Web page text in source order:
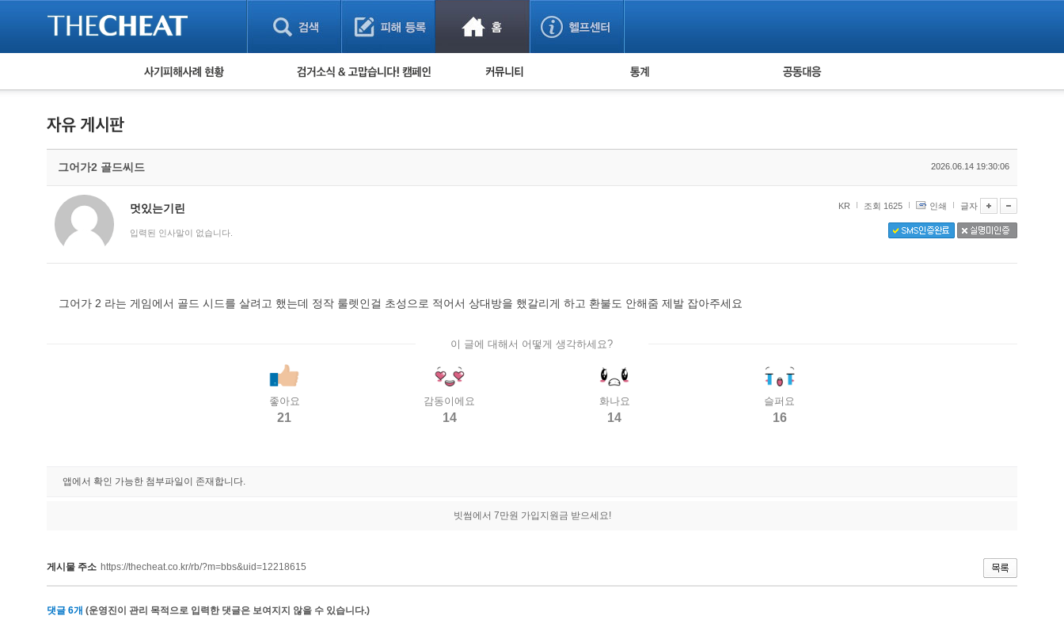
피해사례 현황
유해사이트 목록
비공개 피해사례
검거 소식 사기 예방했어요! 누적 피해사례 통계 피해자 공동대응
그어가2 골드씨드 2026.06.14 19:30:06
멋있는기린
입력된 인사말이 없습니다.
KR 조회 1625 인쇄 글자
그어가 2 라는 게임에서 골드 시드를 살려고 했는데 정작 룰렛인걸 초성으로 적어서 상대방을 했갈리게 하고 환불도 안해줌 제발 잡아주세요
이 글에 대해서 어떻게 생각하세요?
좋아요
21
감동이에요
14
화나요
14
슬퍼요
16
앱에서 확인 가능한 첨부파일이 존재합니다.
빗썸에서 7만원 가입지원금 받으세요!
게시물 주소 https://thecheat.co.kr/rb/?m=bbs&uid=12218615
댓글 6개 (운영진이 관리 목적으로 입력한 댓글은 보여지지 않을 수 있습니다.)